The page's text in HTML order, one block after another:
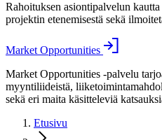
Rahoituksen asiontipalvelun
projektin etenemisestä sekä
Market Opportunities
Market Opportunities -palvelu
myyntiliideistä,
sekä eri maita käsitteleviä
Etusivu